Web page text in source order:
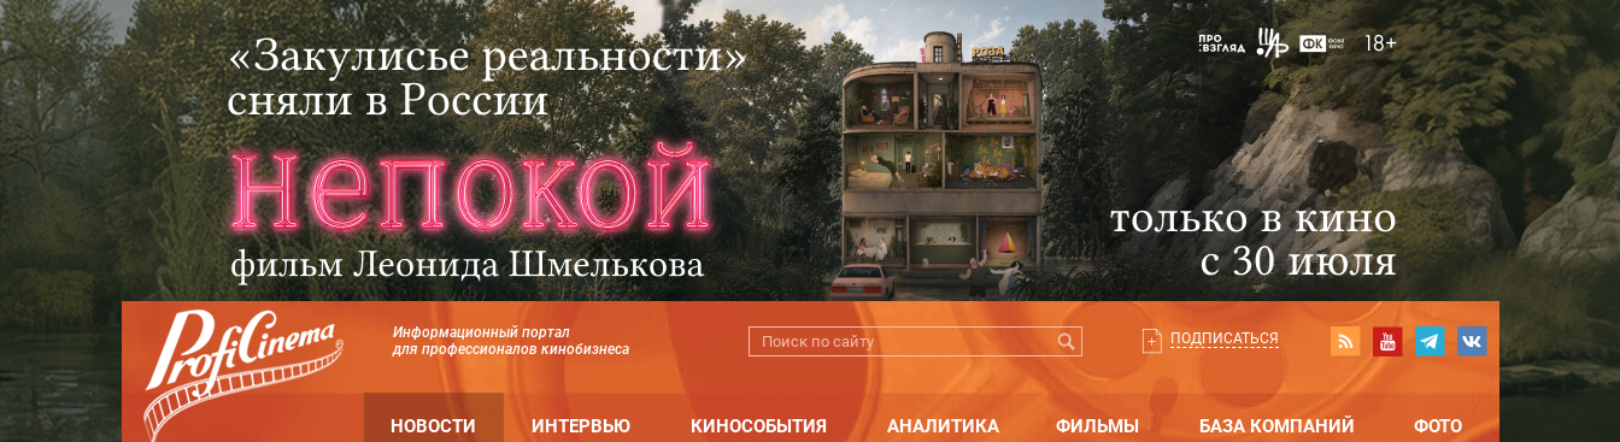
Информационный портал
для профессионалов кинобизнеса
ПОДПИСАТЬСЯ
НОВОСТИ ИНТЕРВЬЮ КИНОСОБЫТИЯ АНАЛИТИКА ФИЛЬМЫ БАЗА КОМПАНИЙ ФОТО